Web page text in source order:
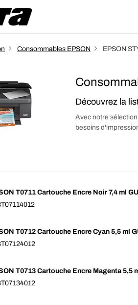
Consommables EPSON EPSON
Découvrez la
Avec notre
besoins
T0711 Cartouche Encre Noir 7,4 ml
T0712 Cartouche Encre Cyan 5,5 ml
T0713 Cartouche Encre Magenta 5,5